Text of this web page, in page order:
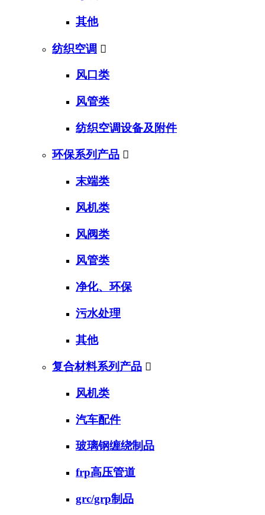
其他
纺织空调 
风口类
风管类
纺织空调设备及附件
环保系列产品 
末端类
风机类
风阀类
风管类
净化、环保
污水处理
其他
复合材料系列产品 
风机类
汽车配件
玻璃钢缠绕制品
frp高压管道
grc/grp制品